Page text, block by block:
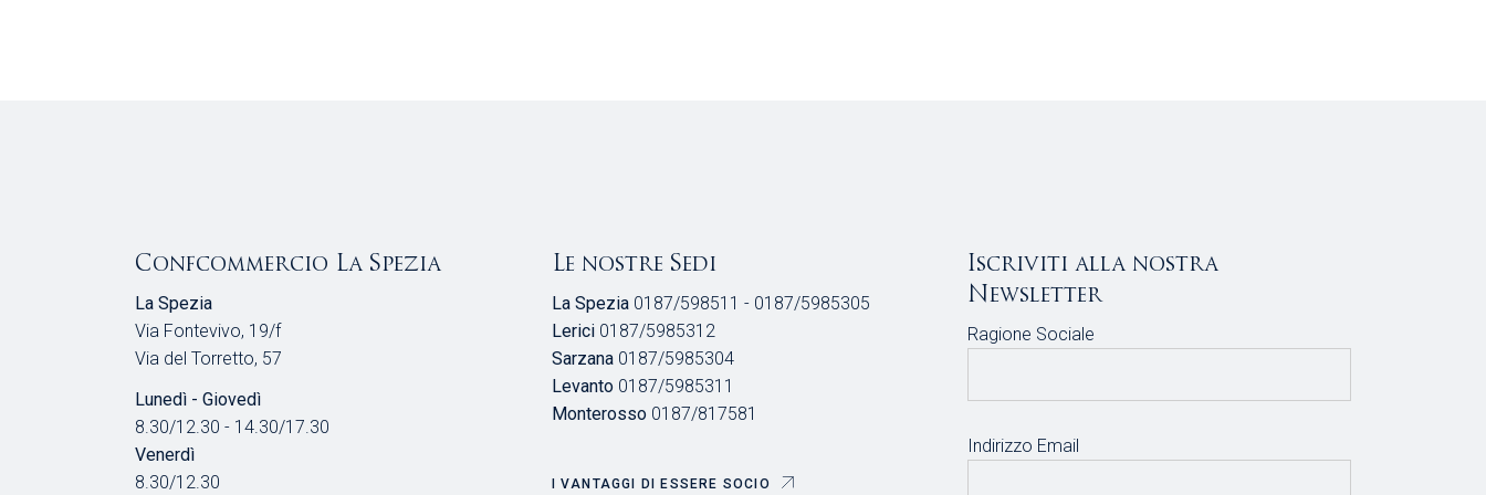
Confcommercio La Spezia
La Spezia
Via Fontevivo, 19/f
Via del Torretto, 57
Lunedì - Giovedì
8.30/12.30 - 14.30/17.30
Venerdì
8.30/12.30
Le nostre Sedi
La Spezia0187/598511 - 0187/5985305
Lerici0187/5985312
Sarzana0187/5985304
Levanto0187/5985311
Monterosso0187/817581
I VANTAGGI DI ESSERE SOCIO
Iscriviti alla nostra
Newsletter
Ragione Sociale
Indirizzo Email